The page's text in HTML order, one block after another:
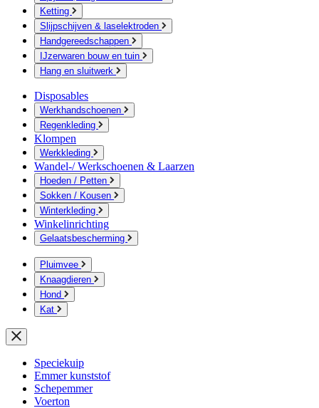
Ketting
Slijpschijven & laselektroden
Handgereedschappen
IJzerwaren bouw en tuin
Hang en sluitwerk
Disposables
Werkhandschoenen
Regenkleding
Klompen
Werkkleding
Wandel-/ Werkschoenen & Laarzen
Hoeden / Petten
Sokken / Kousen
Winterkleding
Winkelinrichting
Gelaatsbescherming
Pluimvee
Knaagdieren
Hond
Kat
Speciekuip
Emmer kunststof
Schepemmer
Voerton